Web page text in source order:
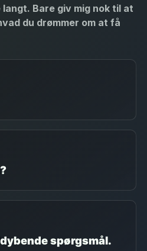
Bare giv mig nok til at
du drømmer om at få
spørgsmål.